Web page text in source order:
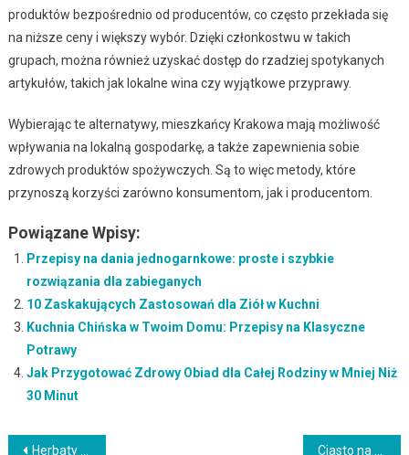
produktów bezpośrednio od producentów, co często przekłada się
na niższe ceny i większy wybór. Dzięki członkostwu w takich
grupach, można również uzyskać dostęp do rzadziej spotykanych
artykułów, takich jak lokalne wina czy wyjątkowe przyprawy.
Wybierając te alternatywy, mieszkańcy Krakowa mają możliwość
wpływania na lokalną gospodarkę, a także zapewnienia sobie
zdrowych produktów spożywczych. Są to więc metody, które
przynoszą korzyści zarówno konsumentom, jak i producentom.
Powiązane Wpisy:
Przepisy na dania jednogarnkowe: proste i szybkie
rozwiązania dla zabieganych
10 Zaskakujących Zastosowań dla Ziół w Kuchni
Kuchnia Chińska w Twoim Domu: Przepisy na Klasyczne
Potrawy
Jak Przygotować Zdrowy Obiad dla Całej Rodziny w Mniej Niż
30 Minut
Herbaty ziołowe: dobroczynne właściwości i zastosowanie